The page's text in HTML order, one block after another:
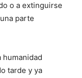
o a extinguirse
parte
humanidad
tarde y ya